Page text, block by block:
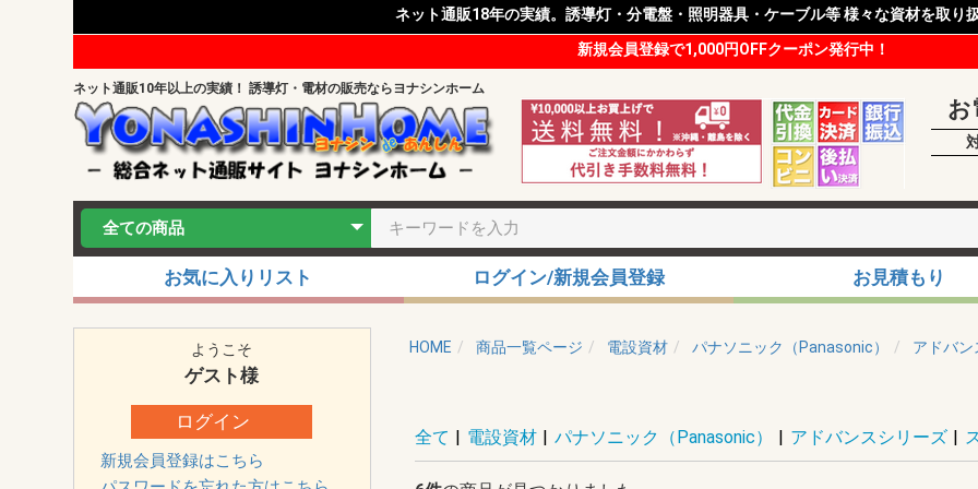
ネット通販18年の実績。誘導灯・分電盤・照明器具・ケーブル等 様々な資材を取り
新規会員登録で1,000円OFFクーポン発行中！
ネット通販10年以上の実績！ 誘導灯・電材の販売ならヨナシンホーム
お
お気に入りリスト ログイン/新規会員登録 お見積もり
ようこそ
ゲスト様
ログイン
新規会員登録はこちら
HOME 商品一覧ページ 電設資材 パナソニック（Panasonic） アドバン
全て | 電設資材 | パナソニック（Panasonic） | アドバンスシリーズ |